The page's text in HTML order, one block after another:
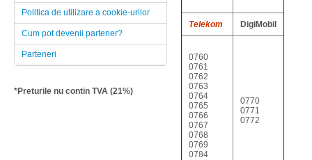
Politica de utilizare a cookie-urilor
Cum pot devenii partener?
Parteneri
*Preturile nu contin TVA (21%)
Telekom DigiMobil
0760
0761
0762
0763
0764
0765
0766
0767
0768
0769
0784
0770
0771
0772